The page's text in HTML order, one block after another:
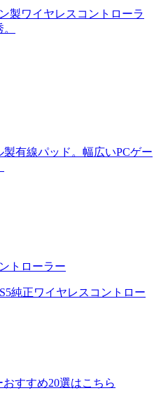
製ワイヤレスコントローラ
有線パッド。幅広いPCゲー
トローラー
純正ワイヤレスコントロー
おすすめ20選はこちら